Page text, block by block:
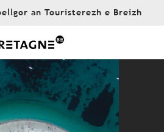
an Touristerezh e Breizh